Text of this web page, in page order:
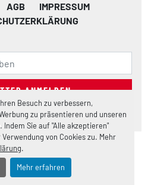
Besuch zu verbessern,
zu präsentieren und unseren
Sie auf "Alle akzeptieren"
von Cookies zu. Mehr
.
Mehr erfahren
AGB
IMPRESSUM
ANMELDEN
Einstellungen
-Website vonMachinio